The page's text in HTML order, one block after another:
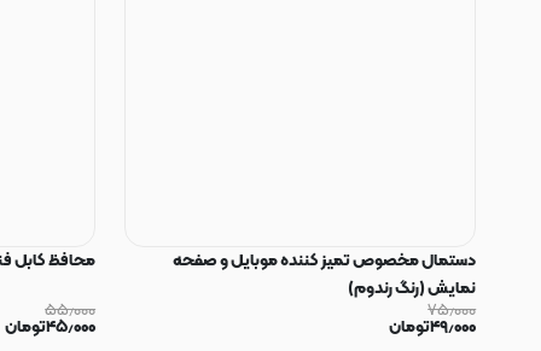
دستمال مخصوص تمیز کننده موبایل و صفحه
نمایش (رنگ رندوم)
۷۵٫۰۰۰
۴۹٫۰۰۰تومان
محافظ کابل فنری
۵۵٫۰۰۰
۴۵٫۰۰۰تومان